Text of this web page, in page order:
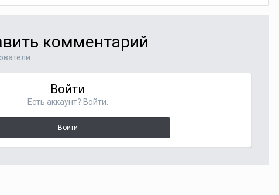
комментарий
Войти
Есть аккаунт? Войти.
Войти